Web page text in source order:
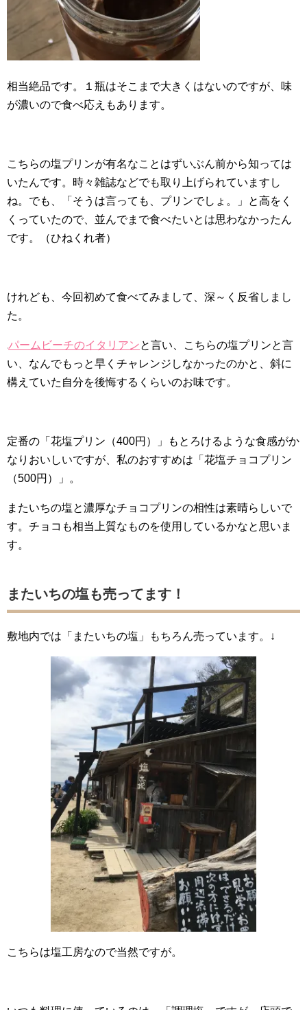
相当絶品です。１瓶はそこまで大きくはないのですが、味
が濃いので食べ応えもあります。
こちらの塩プリンが有名なことはずいぶん前から知っては
いたんです。時々雑誌などでも取り上げられていますし
ね。でも、「そうは言っても、プリンでしょ。」と高をく
くっていたので、並んでまで食べたいとは思わなかったん
です。（ひねくれ者）
けれども、今回初めて食べてみまして、深～く反省しまし
た。
パームビーチのイタリアンと言い、こちらの塩プリンと言
い、なんでもっと早くチャレンジしなかったのかと、斜に
構えていた自分を後悔するくらいのお味です。
定番の「花塩プリン（400円）」もとろけるような食感がか
なりおいしいですが、私のおすすめは「花塩チョコプリン
（500円）」。
またいちの塩と濃厚なチョコプリンの相性は素晴らしいで
す。チョコも相当上質なものを使用しているかなと思いま
す。
またいちの塩も売ってます！
敷地内では「またいちの塩」もちろん売っています。↓
こちらは塩工房なので当然ですが。